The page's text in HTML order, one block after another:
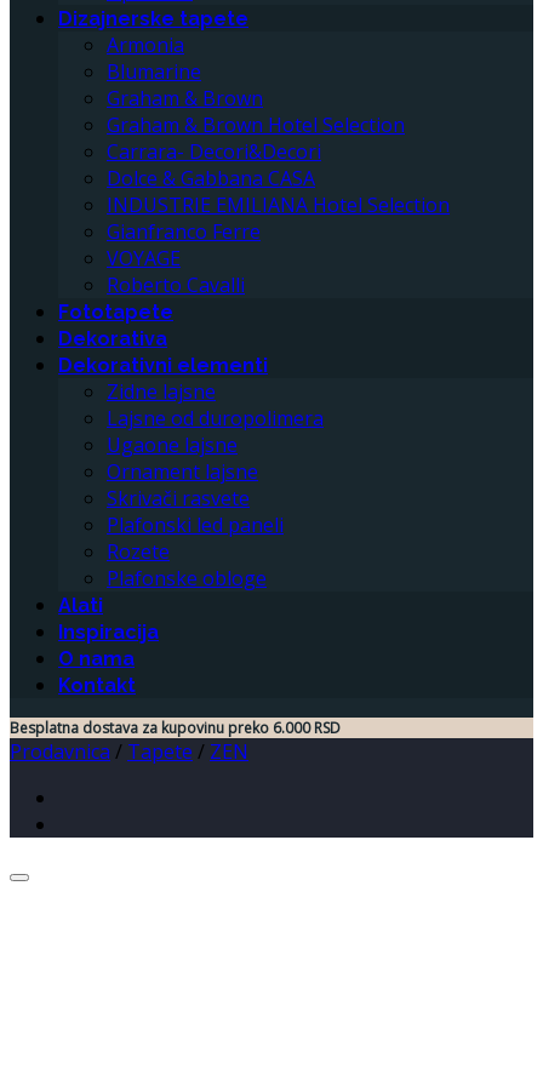
Dizajnerske tapete
Armonia
Blumarine
Graham & Brown
Graham & Brown Hotel Selection
Carrara- Decori&Decori
Dolce & Gabbana CASA
INDUSTRIE EMILIANA Hotel Selection
Gianfranco Ferre
VOYAGE
Roberto Cavalli
Fototapete
Dekorativa
Dekorativni elementi
Zidne lajsne
Lajsne od duropolimera
Ugaone lajsne
Ornament lajsne
Skrivači rasvete
Plafonski led paneli
Rozete
Plafonske obloge
Alati
Inspiracija
O nama
Kontakt
Besplatna dostava za kupovinu preko 6.000 RSD
Prodavnica / Tapete / ZEN